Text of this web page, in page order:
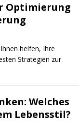
Optimierung
helfen, Ihre
Strategien zur
Welches
Lebensstil?